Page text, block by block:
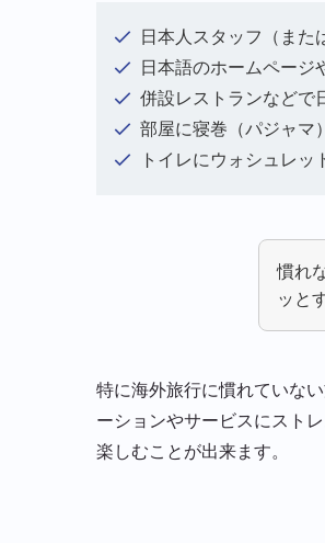
日本人スタッフ（また
日本語のホームページ
併設レストランなどで
部屋に寝巻（パジャマ
トイレにウォシュレ
慣れ
ッと
特に海外旅行に慣れていな
ーションやサービスにスト
楽しむことが出来ます。